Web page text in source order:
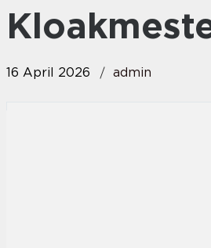
16 April 2026 admin